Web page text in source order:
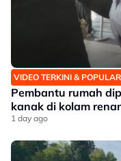
VIDEO TERKINI & POPULAR
Pembantu rumah
kanak di kolam
1 day ago